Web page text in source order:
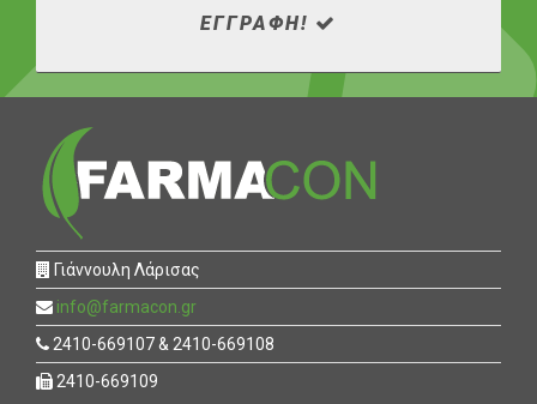
ΕΓΓΡΑΦΗ!
Γιάννουλη Λάρισας
info@farmacon.gr
2410-669107 & 2410-669108
2410-669109